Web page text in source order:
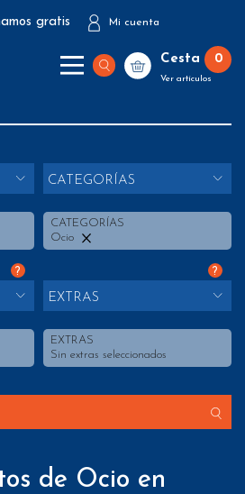
gratis Mi cuenta
Cesta 0
Ver artículos
CATEGORÍAS
CATEGORÍAS
Ocio
? ?
EXTRAS
EXTRAS
Sin extras seleccionados
de Ocio en